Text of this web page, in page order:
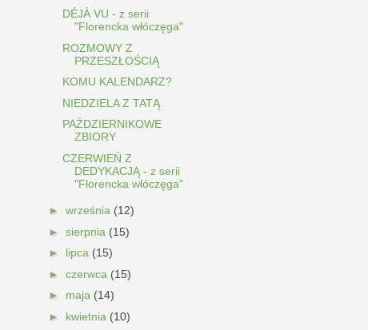
DÉJÀ VU - z serii
"Florencka włóczęga"
ROZMOWY Z
PRZESZŁOŚCIĄ
KOMU KALENDARZ?
NIEDZIELA Z TATĄ
PAŹDZIERNIKOWE
ZBIORY
CZERWIEŃ Z
DEDYKACJĄ - z serii
"Florencka włóczęga"
► września (12)
► sierpnia (15)
► lipca (15)
► czerwca (15)
► maja (14)
► kwietnia (10)